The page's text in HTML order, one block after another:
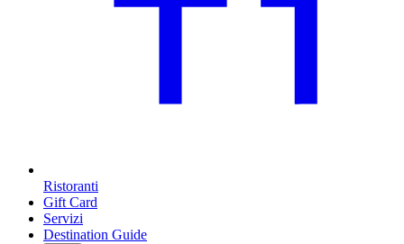
Ristoranti
Gift Card
Servizi
Destination Guide